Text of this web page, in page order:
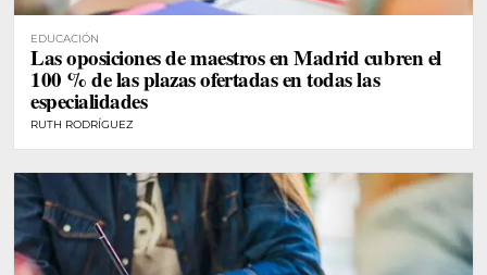
EDUCACIÓN
Las oposiciones de maestros en Madrid cubren el
100 % de las plazas ofertadas en todas las
especialidades
RUTH RODRÍGUEZ